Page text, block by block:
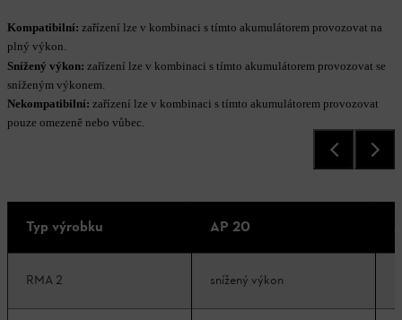
Kompatibilní: zařízení lze v kombinaci s tímto akumulátorem provozovat na
plný výkon.
Snížený výkon: zařízení lze v kombinaci s tímto akumulátorem provozovat se
sníženým výkonem.
Nekompatibilní: zařízení lze v kombinaci s tímto akumulátorem provozovat
pouze omezeně nebo vůbec.
Typ výrobku AP 20
RMA 2 snížený výkon